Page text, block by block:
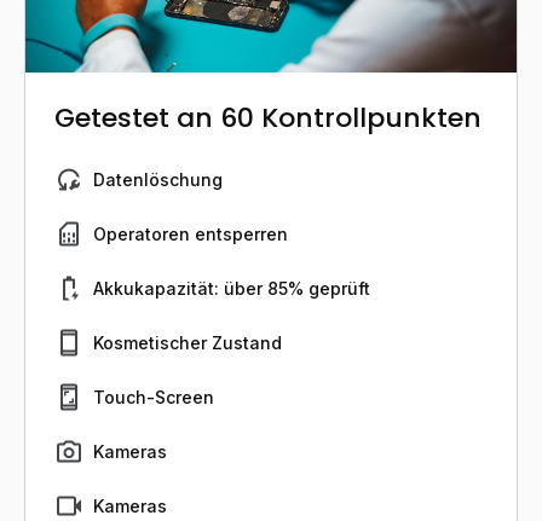
Getestet an 60 Kontrollpunkten
Datenlöschung
Operatoren entsperren
Akkukapazität: über 85% geprüft
Kosmetischer Zustand
Touch-Screen
Kameras
Kameras